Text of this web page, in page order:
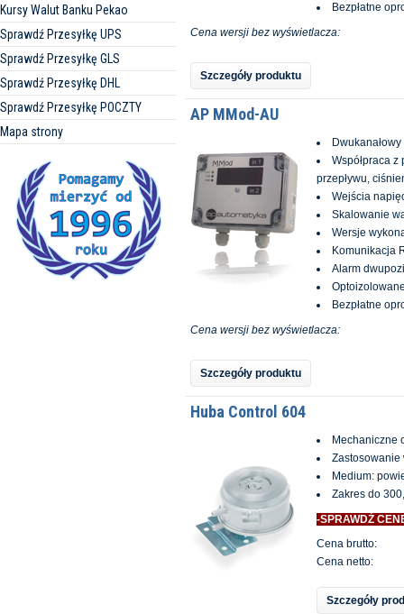
Kursy Walut Banku Pekao
Sprawdź Przesyłkę UPS
Sprawdź Przesyłkę GLS
Sprawdź Przesyłkę DHL
Sprawdź Przesyłkę POCZTY
Mapa strony
Bezpłatne
Cena wersji bez wyświetlacza:
Szczegóły produktu
AP MMod-AU
Współpraca
przepływu,
Wejścia
Skalowanie
Wersje
Komunikacja
Alarm
Bezpłatne
Cena wersji bez wyświetlacza:
Szczegóły produktu
Huba Control 604
Mechaniczne
Zastosowanie
Medium:
Zakres do
-SPRAWDŹ
Cena brutto:
Cena netto:
Szczegóły